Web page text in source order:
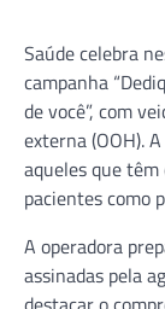
Saúde celebra
campanha
de você”, com
externa (OOH).
aqueles que
pacientes como
A operadora
assinadas pela